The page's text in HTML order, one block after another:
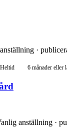
·
Heltid 6 månader eller
anställning ·